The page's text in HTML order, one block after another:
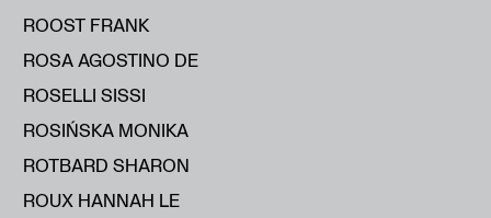
ROOST FRANK
ROSA AGOSTINO DE
ROSELLI SISSI
ROSIŃSKA MONIKA
ROTBARD SHARON
ROUX HANNAH LE